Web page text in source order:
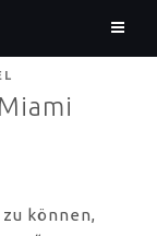
können,